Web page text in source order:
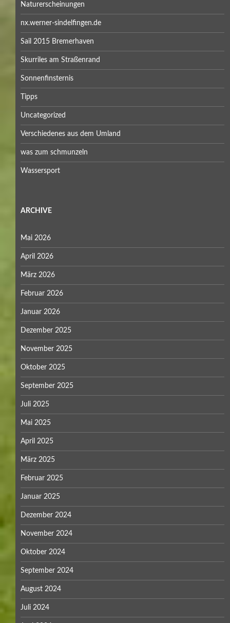
Naturerscheinungen
nx.werner-sindelfingen.de
Sail 2015 Bremerhaven
Skurriles am Straßenrand
Sonnenfinsternis
Tipps
Uncategorized
Verschiedenes aus dem Umland
was zum schmunzeln
Wassersport
ARCHIVE
Mai 2026
April 2026
März 2026
Februar 2026
Januar 2026
Dezember 2025
November 2025
Oktober 2025
September 2025
Juli 2025
Mai 2025
April 2025
März 2025
Februar 2025
Januar 2025
Dezember 2024
November 2024
Oktober 2024
September 2024
August 2024
Juli 2024